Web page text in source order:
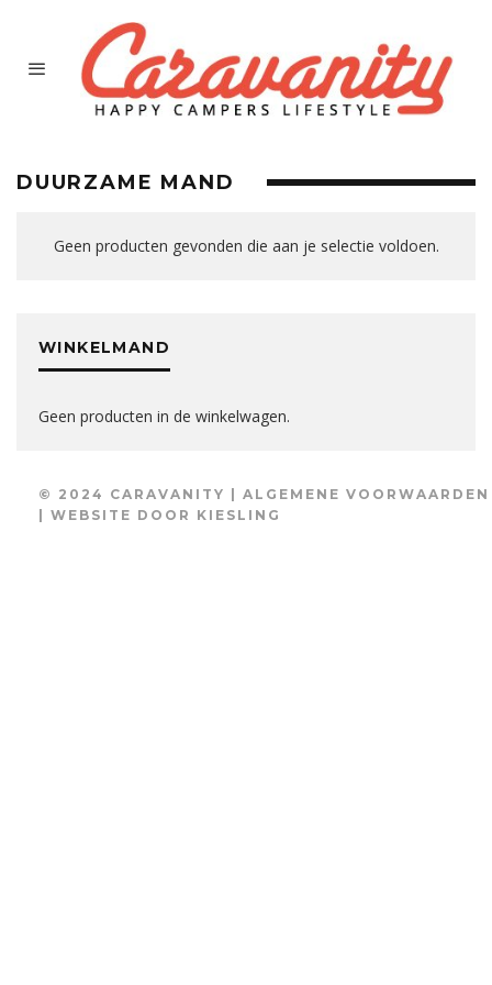
DUURZAME MAND
Geen producten gevonden die aan je selectie voldoen.
WINKELMAND
Geen producten in de winkelwagen.
© 2024 CARAVANITY | ALGEMENE VOORWAARDEN
| WEBSITE DOOR KIESLING